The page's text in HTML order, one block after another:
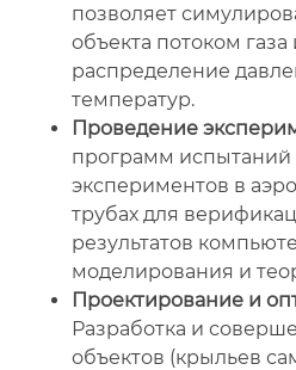
позволяет
объекта потоком газа
распределение
температур.
Проведение
программ испытаний
экспериментов в
трубах для
результатов
моделирования и
Проектирование и
Разработка и
объектов (крыльев